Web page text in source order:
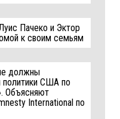
Пачеко и Эктор
к своим семьям
должны
политики США по
Объясняют
International по